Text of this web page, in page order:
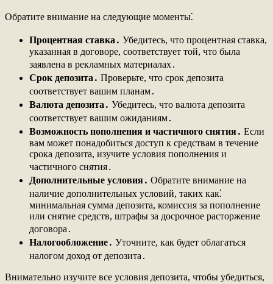
Обратите внимание на следующие моменты⁚
Процентная ставка․ Убедитесь, что процентная ставка,
указанная в договоре, соответствует той, что была
заявлена в рекламных материалах․
Срок депозита․ Проверьте, что срок депозита
соответствует вашим планам․
Валюта депозита․ Убедитесь, что валюта депозита
соответствует вашим ожиданиям․
Возможность пополнения и частичного снятия․ Если
вам может понадобиться доступ к средствам в течение
срока депозита, изучите условия пополнения и
частичного снятия․
Дополнительные условия․ Обратите внимание на
наличие дополнительных условий, таких как⁚
минимальная сумма депозита, комиссия за пополнение
или снятие средств, штрафы за досрочное расторжение
договора․
Налогообложение․ Уточните, как будет облагаться
налогом доход от депозита․
Внимательно изучите все условия депозита, чтобы убедиться,